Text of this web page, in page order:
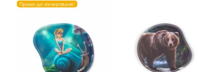
Промо до изчерпване!